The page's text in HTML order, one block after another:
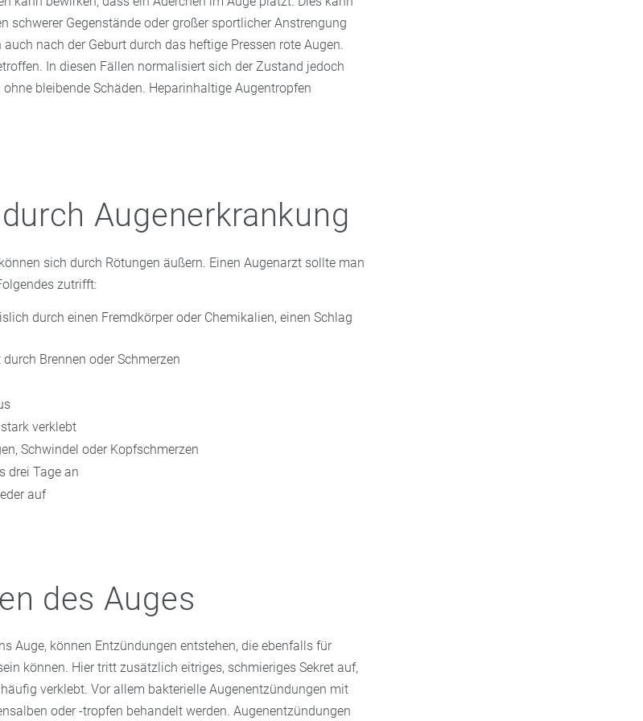
schwerer Gegenstände oder großer sportlicher Anstrengung
nach der Geburt durch das heftige Pressen rote Augen.
In diesen Fällen normalisiert sich der Zustand jedoch
bleibende Schäden. Heparinhaltige Augentropfen
Augenerkrankung
sich durch Rötungen äußern. Einen Augenarzt sollte man
zutrifft:
durch einen Fremdkörper oder Chemikalien, einen Schlag
Brennen oder Schmerzen
verklebt
Schwindel oder Kopfschmerzen
drei Tage an
auf
des Auges
Auge, können Entzündungen entstehen, die ebenfalls für
können. Hier tritt zusätzlich eitriges, schmieriges Sekret auf,
verklebt. Vor allem bakterielle Augenentzündungen mit
oder -tropfen behandelt werden. Augenentzündungen